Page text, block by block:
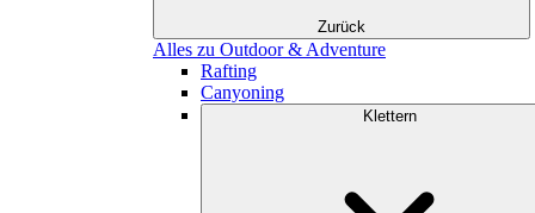
Zurück
Alles zu Outdoor & Adventure
Rafting
Canyoning
Klettern